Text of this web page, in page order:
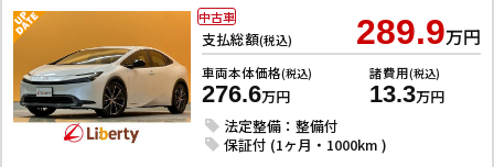
支払総額(税込) 289.9万円
車両本体価格(税込)
276.6万円
諸費用(税込)
13.3万円
法定整備：整備付
保証付 (1ヶ月・1000km )
中古車